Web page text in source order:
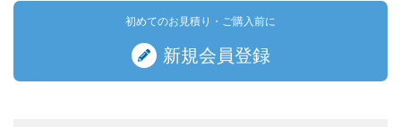
初めてのお見積り・ご購入前に
新規会員登録